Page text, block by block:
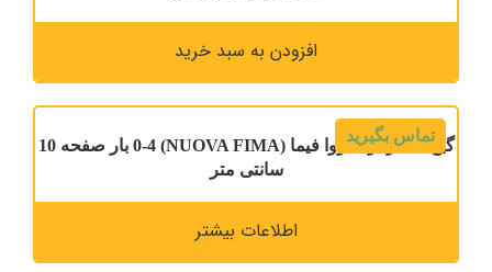
افزودن به سبد خرید
گیج فشار برند نووا فیما (NUOVA FIMA) 0-4 بار صفحه 10
سانتی متر
تماس بگیرید
اطلاعات بیشتر